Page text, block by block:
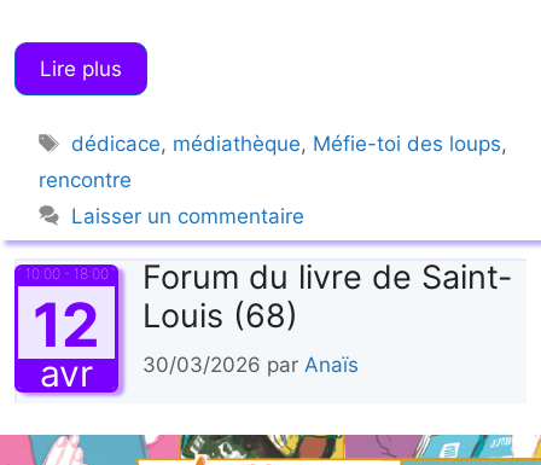
Lire plus
Étiquettes
dédicace, médiathèque, Méfie-toi des loups,
rencontre
Laisser un commentaire
10:00 - 18:00
12
avr
Forum du livre de Saint-
Louis (68)
30/03/2026 par Anaïs